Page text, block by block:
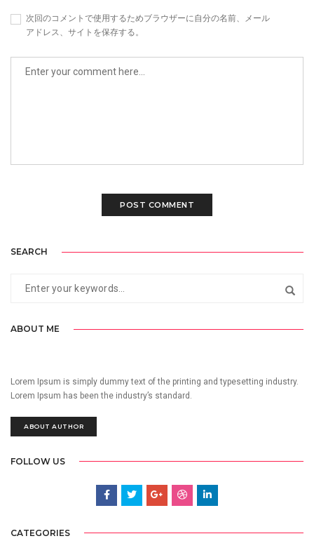
次回のコメントで使用するためブラウザーに自分の名前、メール
アドレス、サイトを保存する。
SEARCH
ABOUT ME
Lorem Ipsum is simply dummy text of the printing and typesetting industry.
Lorem Ipsum has been the industry’s standard.
ABOUT AUTHOR
FOLLOW US
CATEGORIES